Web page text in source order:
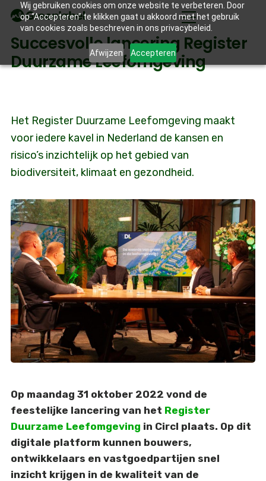
Wij gebruiken cookies om onze website te verbeteren. Door
op “Accepteren” te klikken gaat u akkoord met het gebruik
van cookies zoals beschreven in ons privacybeleid.
Afwijzen Accepteren
Succesvolle lancering Register
Duurzame Leefomgeving
Het Register Duurzame Leefomgeving maakt
voor iedere kavel in Nederland de kansen en
risico’s inzichtelijk op het gebied van
biodiversiteit, klimaat en gezondheid.
Op maandag 31 oktober 2022 vond de
feestelijke lancering van het Register
Duurzame Leefomgeving in Circl plaats. Op dit
digitale platform kunnen bouwers,
ontwikkelaars en vastgoedpartijen snel
inzicht krijgen in de kwaliteit van de